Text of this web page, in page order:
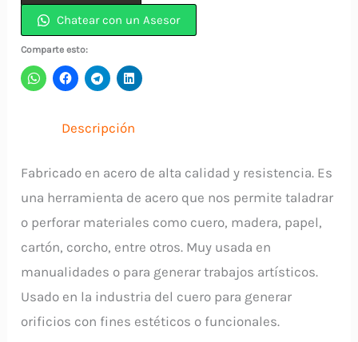
Recto
De
2MM
cantidad
Chatear con un Asesor
Comparte esto:
Descripción
Fabricado en acero de alta calidad y resistencia. Es
una herramienta de acero que nos permite taladrar
o perforar materiales como cuero, madera, papel,
cartón, corcho, entre otros. Muy usada en
manualidades o para generar trabajos artísticos.
Usado en la industria del cuero para generar
orificios con fines estéticos o funcionales.